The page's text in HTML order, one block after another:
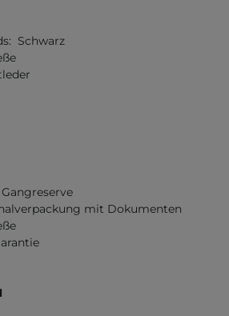
Schwarz
mit Dokumenten